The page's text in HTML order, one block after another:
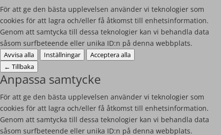
För att ge den bästa upplevelsen använder vi teknologier som
cookies för att lagra och/eller få åtkomst till enhetsinformation.
Genom att samtycka till dessa teknologier kan vi behandla data
såsom surfbeteende eller unika ID:n på denna webbplats.
Avvisa alla Inställningar
Acceptera alla
← Tillbaka
Anpassa samtycke
För att ge den bästa upplevelsen använder vi teknologier som
cookies för att lagra och/eller få åtkomst till enhetsinformation.
Genom att samtycka till dessa teknologier kan vi behandla data
såsom surfbeteende eller unika ID:n på denna webbplats.